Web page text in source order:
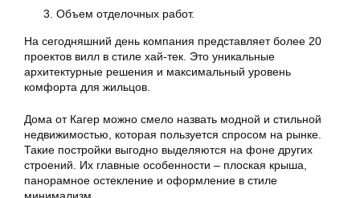
Объем отделочных работ.
На сегодняшний день компания представляет более 20
проектов вилл в стиле хай-тек. Это уникальные
архитектурные решения и максимальный уровень
комфорта для жильцов.
Дома от Кагер можно смело назвать модной и стильной
недвижимостью, которая пользуется спросом на рынке.
Такие постройки выгодно выделяются на фоне других
строений. Их главные особенности – плоская крыша,
панорамное остекление и оформление в стиле